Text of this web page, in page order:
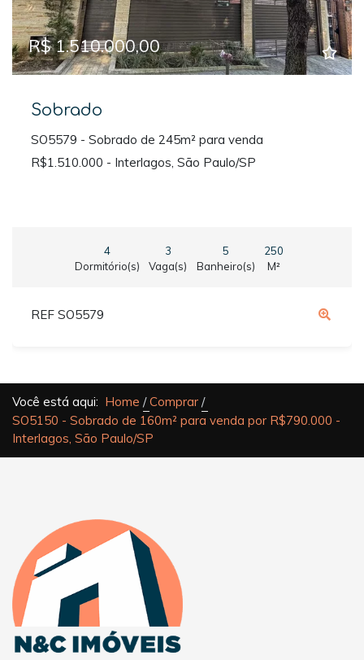
R$ 1.510.000,00
Sobrado
SO5579 - Sobrado de 245m² para venda
R$1.510.000 - Interlagos, São Paulo/SP
4
Dormitório(s)
3
Vaga(s)
5
Banheiro(s)
250
M²
REF SO5579
Você está aqui: Home
Comprar
SO5150 - Sobrado de 160m² para venda por R$790.000 -
Interlagos, São Paulo/SP